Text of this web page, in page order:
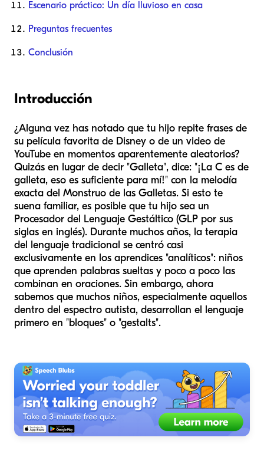
Escenario práctico: Un día lluvioso en casa
Preguntas frecuentes
Conclusión
Introducción
¿Alguna vez has notado que tu hijo repite frases de
su película favorita de Disney o de un video de
YouTube en momentos aparentemente aleatorios?
Quizás en lugar de decir "Galleta", dice: "¡La C es de
galleta, eso es suficiente para mí!" con la melodía
exacta del Monstruo de las Galletas. Si esto te
suena familiar, es posible que tu hijo sea un
Procesador del Lenguaje Gestáltico (GLP por sus
siglas en inglés). Durante muchos años, la terapia
del lenguaje tradicional se centró casi
exclusivamente en los aprendices "analíticos": niños
que aprenden palabras sueltas y poco a poco las
combinan en oraciones. Sin embargo, ahora
sabemos que muchos niños, especialmente aquellos
dentro del espectro autista, desarrollan el lenguaje
primero en "bloques" o "gestalts".